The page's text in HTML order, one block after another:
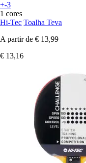
+-3
1 cores
Hi-Tec Toalha Teva
A partir de € 13,99
€ 13,16